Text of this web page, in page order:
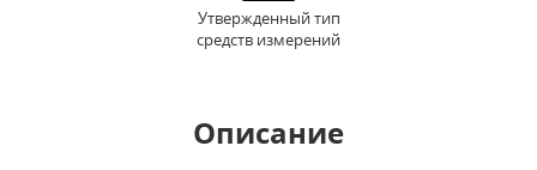
Утвержденный тип
средств измерений
Описание